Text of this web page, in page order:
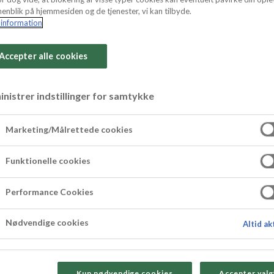
enkla äppelpaj som passar alla
lättsaltade jordnötter, vilket blir en otroligt
god fika under sensommaren eller hösten
eller glass. Ett tips är att även testa
på hjemmesiden og de tjenester, vi kan tilbyde.
alle cookies
indstillinger for samtykke
Marketing/Målrettede cookies
Funktionelle cookies
Performance Cookies
Nødvendige cookies Altid